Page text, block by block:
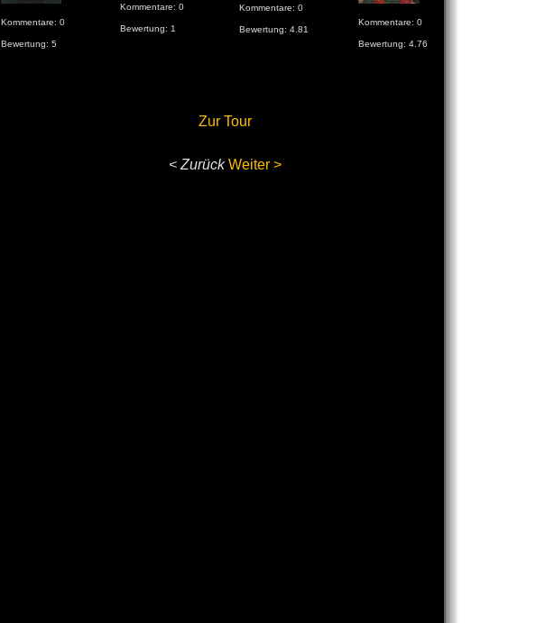
Kommentare: 0
Bewertung: 5
Kommentare: 0
Bewertung: 1
Kommentare: 0
Bewertung: 4.81
Kommentare: 0
Bewertung: 4.76
Zur Tour
< ZurückWeiter >